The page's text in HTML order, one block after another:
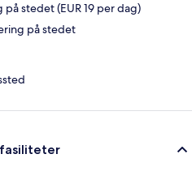
stedet (EUR 19 per dag)
på stedet